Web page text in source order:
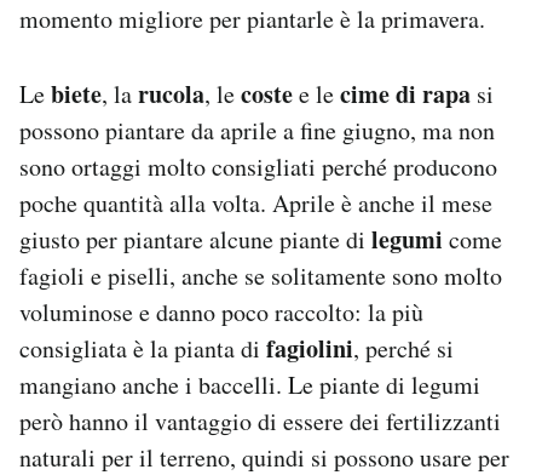
momento migliore per piantarle è la primavera.
Lebiete, larucola, lecostee lecime di rapa si
possono piantare da aprile a fine giugno, ma non
sono ortaggi molto consigliati perché producono
poche quantità alla volta. Aprile è anche il mese
giusto per piantare alcune piante di legumi come
fagioli e piselli, anche se solitamente sono molto
voluminose e danno poco raccolto: la più
consigliata è la pianta di fagiolini, perché si
mangiano anche i baccelli. Le piante di legumi
però hanno il vantaggio di essere dei fertilizzanti
naturali per il terreno, quindi si possono usare per